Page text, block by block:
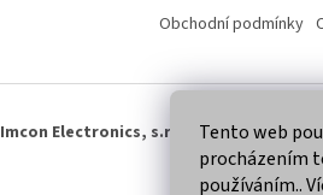
Tento web
procházením
používáním..
Obchodní podmínky
Imcon Electronics, s.r.o. . Všechna práva